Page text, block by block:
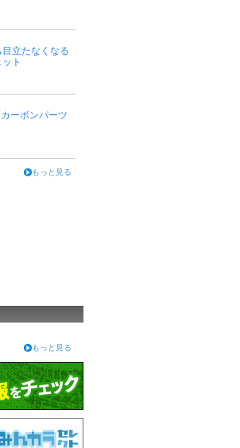
立たなくなる
ト
ーボンパーツ
もっと見る
もっと見る